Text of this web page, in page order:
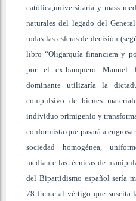
católica,universitaria y mass
naturales del legado del
todas las esferas de decisión
libro “Oligarquía financiera y
por el ex-banquero Manuel
dominante utilizaría la
compulsivo de bienes
individuo primigenio y
conformista que pasará a
sociedad homogénea,
mediante las técnicas de
del Bipartidismo español sería
78 frente al vértigo que suscita